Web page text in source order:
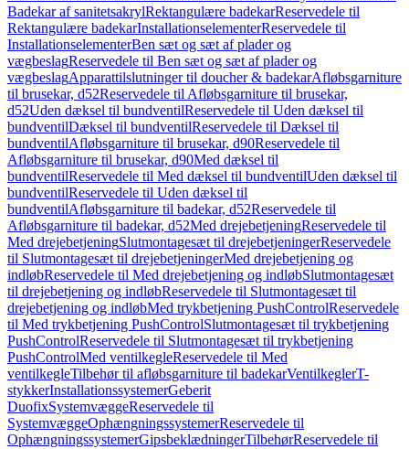
Badekar af sanitetsakrylRektangulære badekarReservedele til
Rektangulære badekarInstallationselementerReservedele til
InstallationselementerBen sæt og sæt af plader og
vægbeslagReservedele til Ben sæt og sæt af plader og
vægbeslagApparattilslutninger til doucher & badekarAfløbsgarniture
til brusekar, d52Reservedele til Afløbsgarniture til brusekar,
d52Uden dæksel til bundventilReservedele til Uden dæksel til
bundventilDæksel til bundventilReservedele til Dæksel til
bundventilAfløbsgarniture til brusekar, d90Reservedele til
Afløbsgarniture til brusekar, d90Med dæksel til
bundventilReservedele til Med dæksel til bundventilUden dæksel til
bundventilReservedele til Uden dæksel til
bundventilAfløbsgarniture til badekar, d52Reservedele til
Afløbsgarniture til badekar, d52Med drejebetjeningReservedele til
Med drejebetjeningSlutmontagesæt til drejebetjeningerReservedele
til Slutmontagesæt til drejebetjeningerMed drejebetjening og
indløbReservedele til Med drejebetjening og indløbSlutmontagesæt
til drejebetjening og indløbReservedele til Slutmontagesæt til
drejebetjening og indløbMed trykbetjening PushControlReservedele
til Med trykbetjening PushControlSlutmontagesæt til trykbetjening
PushControlReservedele til Slutmontagesæt til trykbetjening
PushControlMed ventilkegleReservedele til Med
ventilkegleTilbehør til afløbsgarniture til badekarVentilkeglerT-
stykkerInstallationssystemerGeberit
DuofixSystemvæggeReservedele til
SystemvæggeOphængningssystemerReservedele til
OphængningssystemerGipsbeklædningerTilbehørReservedele til